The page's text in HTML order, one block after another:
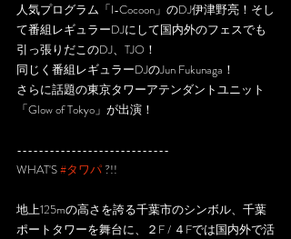
人気プログラム「I-Cocoon」のDJ伊津野亮！そし
て番組レギュラーDJにして国内外のフェスでも
引っ張りだこのDJ、TJO！
同じく番組レギュラーDJのJun Fukunaga！
さらに話題の東京タワーアテンダントユニット
「Glow of Tokyo」が出演！
----------------------------
WHAT'S #タワパ ?!!
地上125mの高さを誇る千葉市のシンボル、千葉
ポートタワーを舞台に、２F / ４Fでは国内外で活